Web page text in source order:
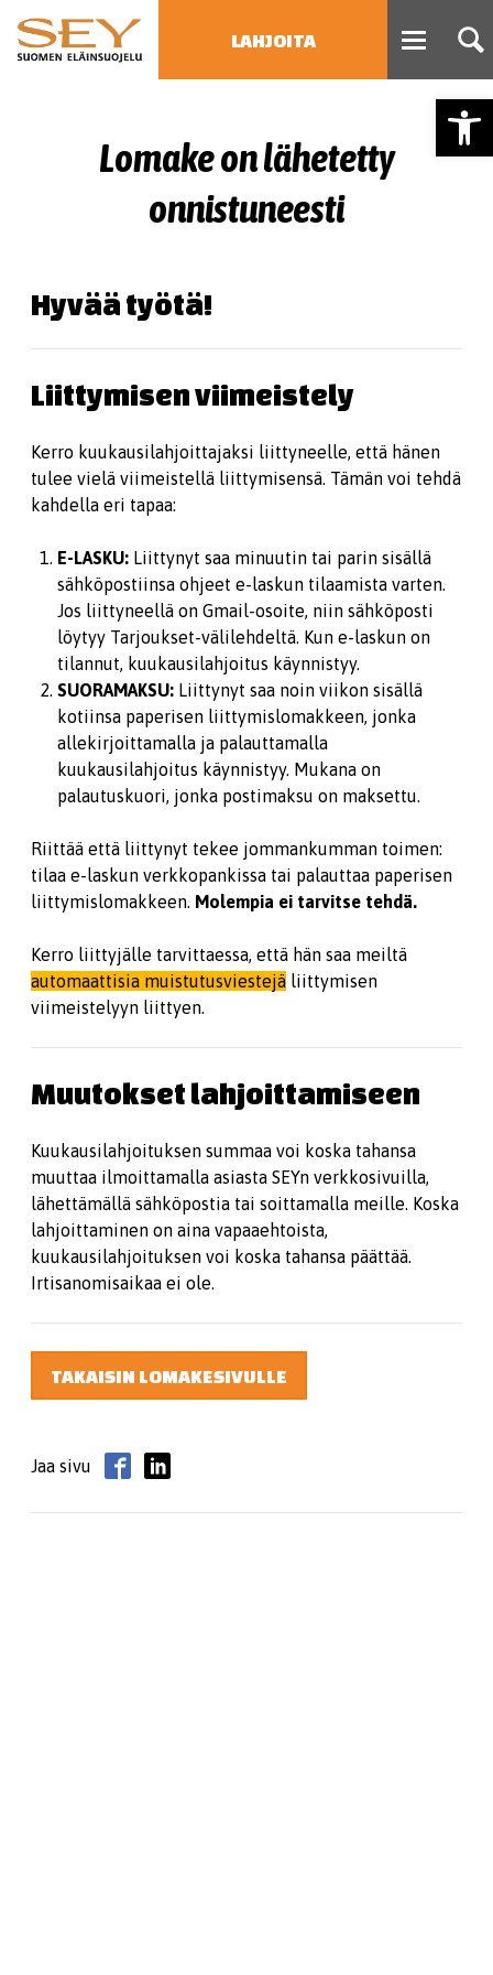
LAHJOITA
Type 2 or more characters
Lomake on lähetetty
onnistuneesti
Hyvää työtä!
Liittymisen viimeistely
Kerro kuukausilahjoittajaksi liittyneelle, että hänen
tulee vielä viimeistellä liittymisensä. Tämän voi tehdä
kahdella eri tapaa:
E-LASKU: Liittynyt saa minuutin tai parin sisällä
sähköpostiinsa ohjeet e-laskun tilaamista varten.
Jos liittyneellä on Gmail-osoite, niin sähköposti
löytyy Tarjoukset-välilehdeltä. Kun e-laskun on
tilannut, kuukausilahjoitus käynnistyy.
SUORAMAKSU: Liittynyt saa noin viikon sisällä
kotiinsa paperisen liittymislomakkeen, jonka
allekirjoittamalla ja palauttamalla
kuukausilahjoitus käynnistyy. Mukana on
palautuskuori, jonka postimaksu on maksettu.
Riittää että liittynyt tekee jommankumman toimen:
tilaa e-laskun verkkopankissa tai palauttaa paperisen
liittymislomakkeen. Molempia ei tarvitse tehdä.
Kerro liittyjälle tarvittaessa, että hän saa meiltä
automaattisia muistutusviestejä liittymisen
viimeistelyyn liittyen.
Muutokset lahjoittamiseen
Kuukausilahjoituksen summaa voi koska tahansa
muuttaa ilmoittamalla asiasta SEYn verkkosivuilla,
lähettämällä sähköpostia tai soittamalla meille. Koska
lahjoittaminen on aina vapaaehtoista,
kuukausilahjoituksen voi koska tahansa päättää.
Irtisanomisaikaa ei ole.
TAKAISIN LOMAKESIVULLE
Jaa sivu